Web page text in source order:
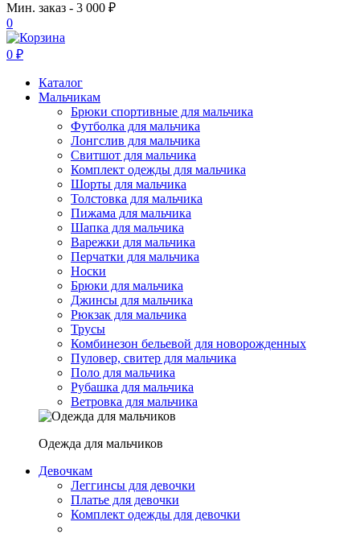
Мин. заказ - 3 000 ₽
0
0 ₽
Каталог
Мальчикам
Брюки спортивные для мальчика
Футболка для мальчика
Лонгслив для мальчика
Свитшот для мальчика
Комплект одежды для мальчика
Шорты для мальчика
Толстовка для мальчика
Пижама для мальчика
Шапка для мальчика
Варежки для мальчика
Перчатки для мальчика
Носки
Брюки для мальчика
Джинсы для мальчика
Рюкзак для мальчика
Трусы
Комбинезон бельевой для новорожденных
Пуловер, свитер для мальчика
Поло для мальчика
Рубашка для мальчика
Ветровка для мальчика
Одежда для мальчиков
Девочкам
Леггинсы для девочки
Платье для девочки
Комплект одежды для девочки